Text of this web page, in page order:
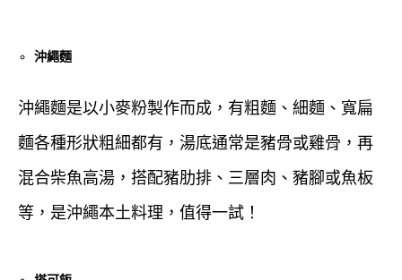
沖繩麵
沖繩麵是以小麥粉製作而成，有粗麵、細麵、寬扁
麵各種形狀粗細都有，湯底通常是豬骨或雞骨，再
混合柴魚高湯，搭配豬肋排、三層肉、豬腳或魚板
等，是沖繩本土料理，值得一試！